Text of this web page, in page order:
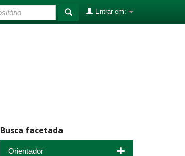
Entrar em:
Busca facetada
Orientador